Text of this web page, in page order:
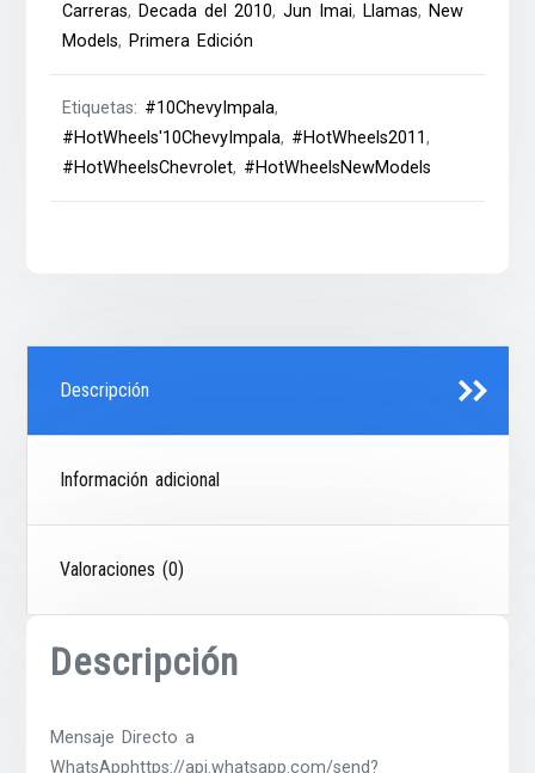
Carreras, Decada del 2010,Jun Imai, Llamas, New
Models, Primera Edición
Etiquetas: #10ChevyImpala,
#HotWheels'10ChevyImpala, #HotWheels2011,
#HotWheelsChevrolet, #HotWheelsNewModels
Descripción
Información adicional
Valoraciones (0)
Descripción
Mensaje Directo a
WhatsApphttps://api.whatsapp.com/send?